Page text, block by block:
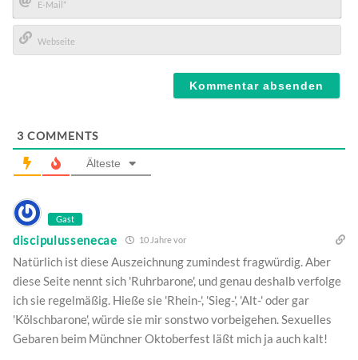
E-
Mail*
3 COMMENTS
Älteste
Gast
discipulussenecae 10 Jahre vor
Natürlich ist diese Auszeichnung zumindest fragwürdig. Aber
diese Seite nennt sich 'Ruhrbarone', und genau deshalb verfolge
ich sie regelmäßig. Hieße sie 'Rhein-', 'Sieg-', 'Alt-' oder gar
'Kölschbarone', würde sie mir sonstwo vorbeigehen. Sexuelles
Gebaren beim Münchner Oktoberfest läßt mich ja auch kalt!